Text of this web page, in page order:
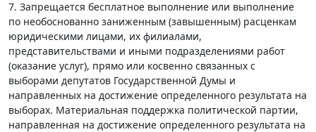
7. Запрещается бесплатное выполнение или выполнение
по необоснованно заниженным (завышенным) расценкам
юридическими лицами, их филиалами,
представительствами и иными подразделениями работ
(оказание услуг), прямо или косвенно связанных с
выборами депутатов Государственной Думы и
направленных на достижение определенного результата на
выборах. Материальная поддержка политической партии,
направленная на достижение определенного результата на